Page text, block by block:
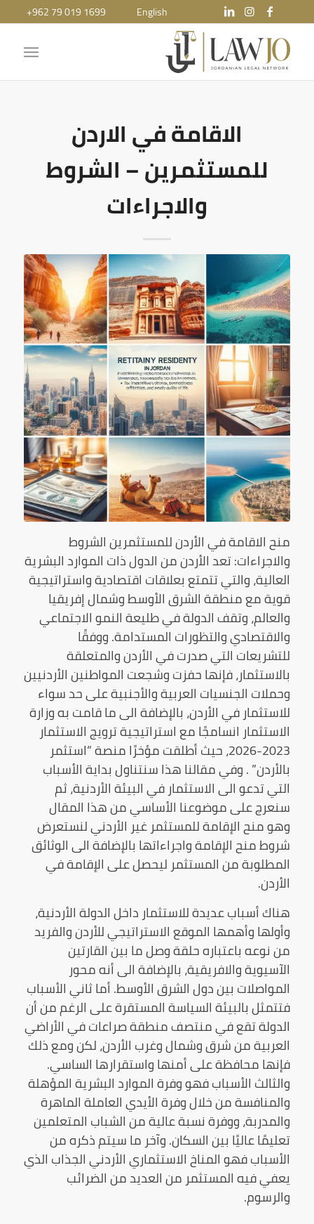
English
+962 79 019 1699
الاقامة في الاردن
للمستثمرين – الشروط
والاجراءات
منح الاقامة في الأردن للمستثمرين الشروط
والاجراءات: تعد الأردن من الدول ذات الموارد البشرية
العالية، والتي تتمتع بعلاقات اقتصادية واستراتيجية
قوية مع منطقة الشرق الأوسط وشمال إفريقيا
والعالم، وتقف الدولة في طليعة النمو الاجتماعي
والاقتصادي والتظورات المستدامة. ووفقًا
للتشريعات التي صدرت في الأردن والمتعلقة
بالاستثمار، فإنها حفزت وشجعت المواطنين الأردنيين
وحملات الجنسيات العربية والأجنبية على حد سواء
للاستثمار في الأردن، بالإضافة الى ما قامت به وزارة
الاستثمار انسامجًا مع استراتيجية ترويج الاستثمار
2023-2026، حيث أطلقت مؤخرًا منصة “استثمر
بالأردن” . وفي مقالنا هذا سنتناول بداية الأسباب
التي تدعو الى الاستثمار في البيئة الأردنية، ثم
سنعرج على موضوعنا الأساسي من هذا المقال
وهو منح الإقامة للمستثمر غير الأردني لنستعرض
شروط منح الإقامة واجراءاتها بالإضافة الى الوثائق
المطلوبة من المستثمر ليحصل على الإقامة في
الأردن.
هناك أسباب عديدة للاستثمار داخل الدولة الأردنية،
وأولها وأهمها الموقع الاستراتيجي للأردن والفريد
من نوعه باعتباره حلقة وصل ما بين القارتين
الآسيوية والافريقية، بالإضافة الى أنه محور
المواصلات بين دول الشرق الأوسط. أما ثاني الأسباب
فتتمثل بالبيئة السياسة المستقرة على الرغم من أن
الدولة تقع في منتصف منطقة صراعات في الأراضي
العربية من شرق وشمال وغرب الأردن، لكن ومع ذلك
فإنها محافظة على أمنها واستقرارها الساسي.
والثالث الأسباب فهو وفرة الموارد البشرية المؤهلة
والمنافسة من خلال وفرة الأيدي العاملة الماهرة
والمدربة، ووفرة نسبة عالية من الشباب المتعلمين
تعليمًا عاليًا بين السكان. وآخر ما سيتم ذكره من
الأسباب فهو المناخ الاستثماري الأردني الجذاب الذي
يعفي فيه المستثمر من العديد من الضرائب
والرسوم.